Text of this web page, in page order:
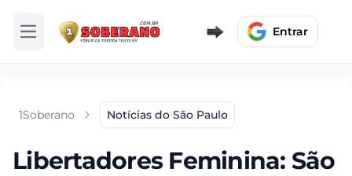
Abrir menu Entrar
1Soberano Notícias do São Paulo
Libertadores Feminina: São